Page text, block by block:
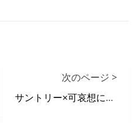
次のページ >
サントリー×可哀想に！きょうはなにのむ？キャンペーン